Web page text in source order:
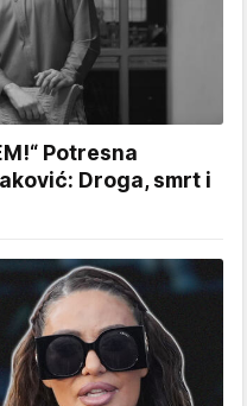
Potresna
Droga, smrt i